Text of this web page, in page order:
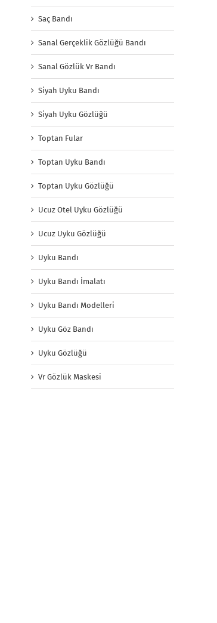
Saç Bandı
Sanal Gerçeklik Gözlüğü Bandı
Sanal Gözlük Vr Bandı
Siyah Uyku Bandı
Siyah Uyku Gözlüğü
Toptan Fular
Toptan Uyku Bandı
Toptan Uyku Gözlüğü
Ucuz Otel Uyku Gözlüğü
Ucuz Uyku Gözlüğü
Uyku Bandı
Uyku Bandı İmalatı
Uyku Bandı Modelleri
Uyku Göz Bandı
Uyku Gözlüğü
Vr Gözlük Maskesi